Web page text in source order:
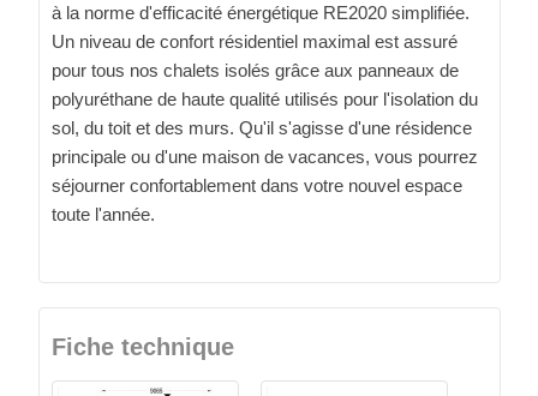
à la norme d'efficacité énergétique RE2020 simplifiée.
Un niveau de confort résidentiel maximal est assuré
pour tous nos chalets isolés grâce aux panneaux de
polyuréthane de haute qualité utilisés pour l'isolation du
sol, du toit et des murs. Qu'il s'agisse d'une résidence
principale ou d'une maison de vacances, vous pourrez
séjourner confortablement dans votre nouvel espace
toute l'année.
Fiche technique